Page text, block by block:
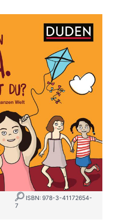
bist du?
Welt
21.01.2019
32 Seiten
ISBN: 978-3-41172654-
7